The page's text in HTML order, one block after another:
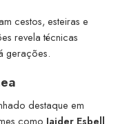
cestos, esteiras e
revela técnicas
gerações.
destaque em
como Jaider Esbell